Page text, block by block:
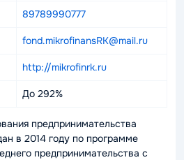
89789990777
fond.mikrofinansRK@mail.ru
http://mikrofinrk.ru
До 292%
предпринимательства
в 2014 году по программе
предпринимательства с